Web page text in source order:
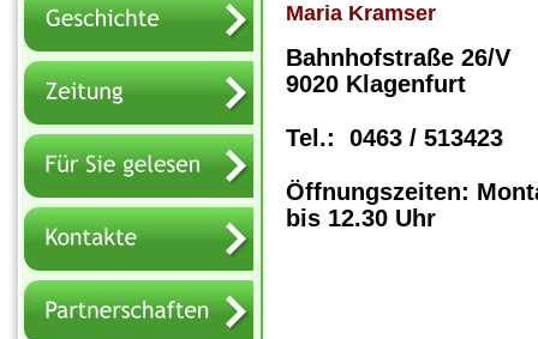
Maria Kramser
Bahnhofstraße 26/V
9020 Klagenfurt
Tel.:  0463 / 513423
Öffnungszeiten:
bis 12.30 Uhr